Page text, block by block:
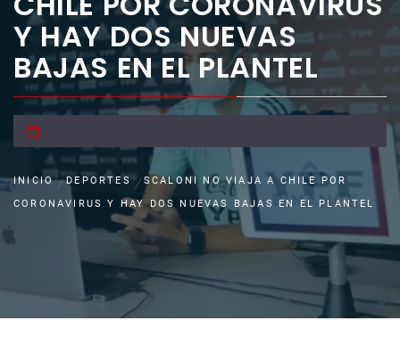
Y HAY DOS NUEVAS
BAJAS EN EL PLANTEL
INICIO DEPORTES
SCALONI NO VIAJA A CHILE POR
CORONAVIRUS Y HAY DOS NUEVAS BAJAS EN EL PLANTEL